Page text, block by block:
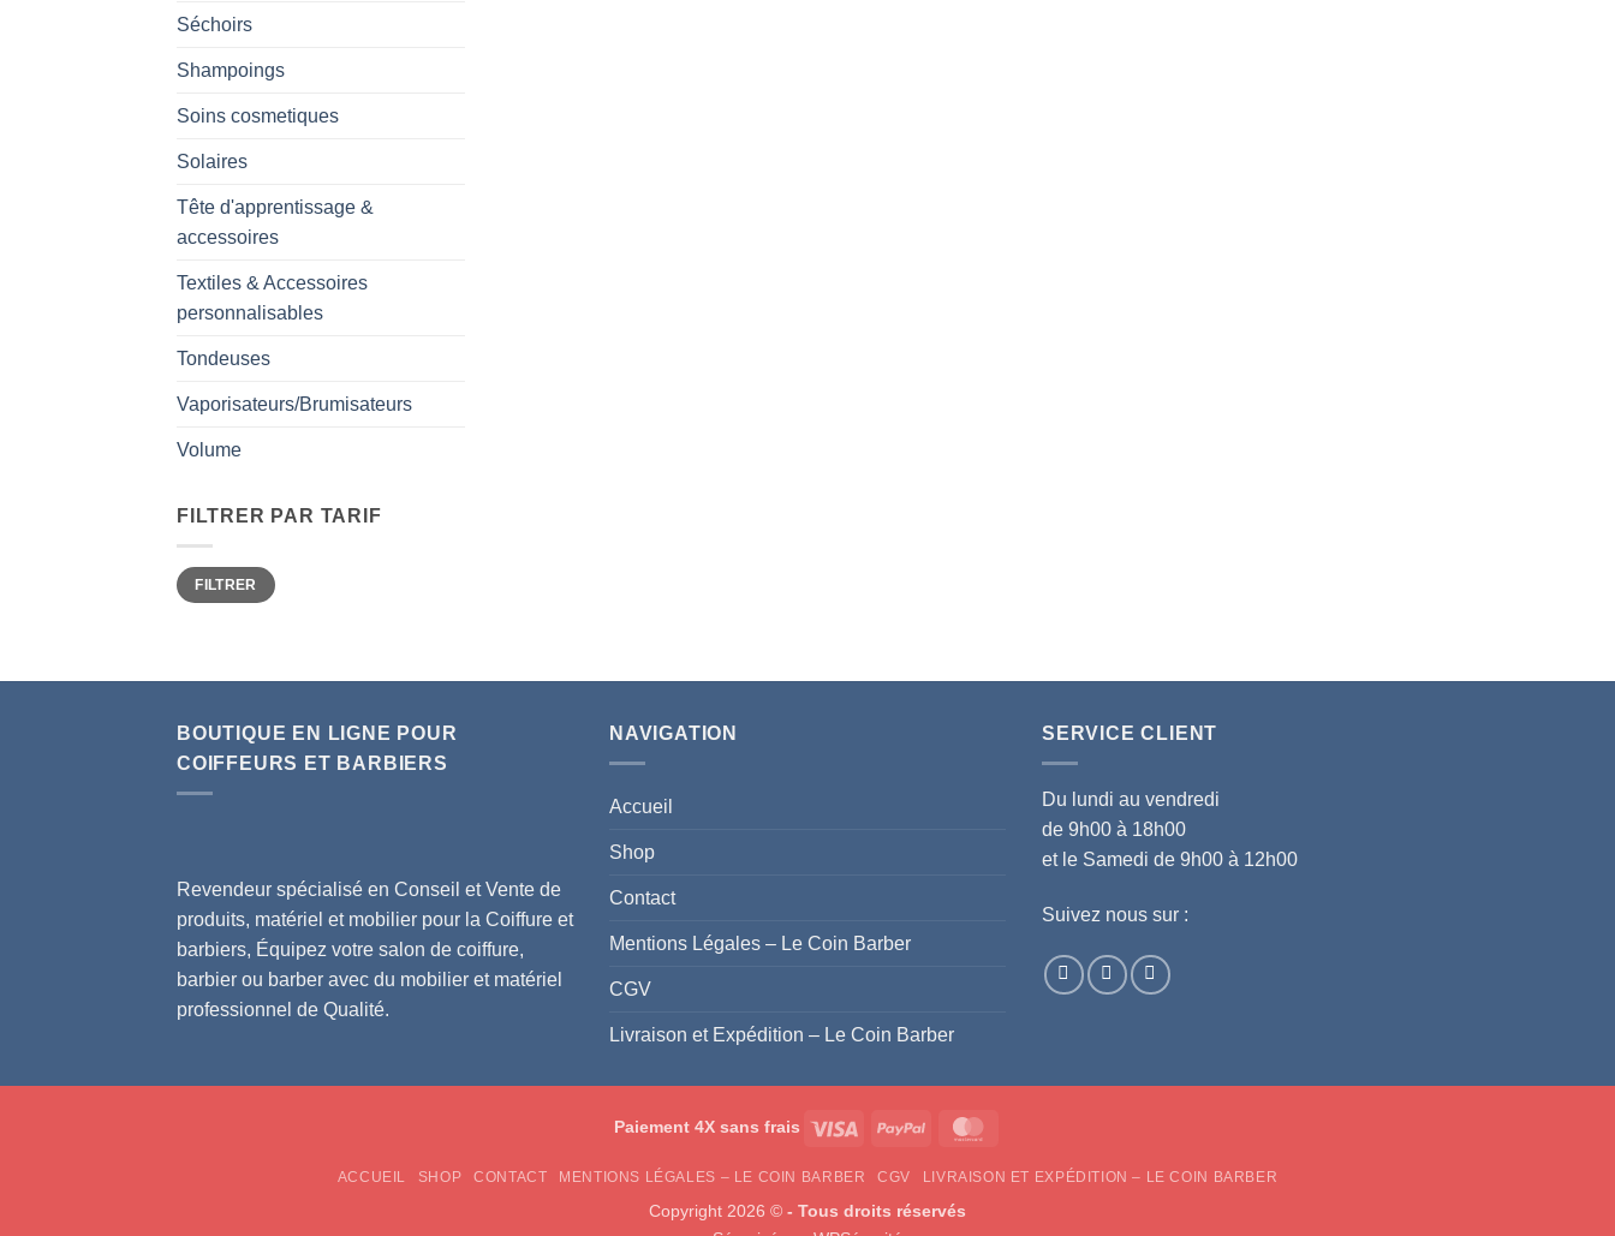
Séchoirs
Shampoings
Soins cosmetiques
Solaires
Tête d'apprentissage &
accessoires
Textiles & Accessoires
personnalisables
Tondeuses
Vaporisateurs/Brumisateurs
Volume
FILTRER PAR TARIF
Prix
min
Prix
maxFILTRER
BOUTIQUE EN LIGNE POUR
COIFFEURS ET BARBIERS
Revendeur spécialisé en Conseil et Vente de
produits, matériel et mobilier pour la Coiffure et
barbiers, Équipez votre salon de coiffure,
barbier ou barber avec du mobilier et matériel
professionnel de Qualité.
NAVIGATION
Accueil
Shop
Contact
Mentions Légales – Le Coin Barber
CGV
Livraison et Expédition – Le Coin Barber
SERVICE CLIENT
Du lundi au vendredi
de 9h00 à 18h00
et le Samedi de 9h00 à 12h00
Suivez nous sur :
Paiement 4X sans frais Visa PayPal
ACCUEIL SHOP CONTACT MENTIONS LÉGALES – LE COIN BARBER CGV LIVRAISON ET EXPÉDITION – LE COIN BARBER
Copyright 2026 © - Tous droits réservés